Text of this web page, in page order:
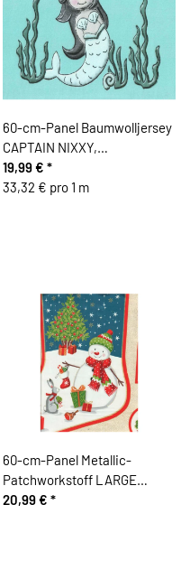
60-cm-Panel Baumwolljersey
CAPTAIN NIXXY,
Meerjungfrau, Hilco
19,99 € *
33,32 € pro 1 m
60-cm-Panel Metallic-
Patchworkstoff LARGE
STOCKING, Nikolausstiefel,
20,99 € *